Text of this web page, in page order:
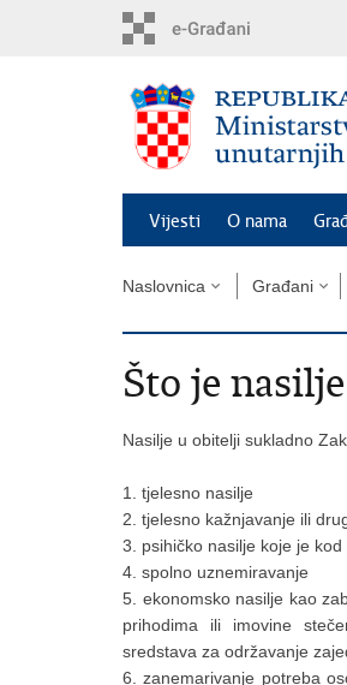
Vijesti O nama
Naslovnica Građani
Što je
Nasilje u obitelji sukladno
1. tjelesno nasilje
2. tjelesno kažnjavanje ili
3. psihičko nasilje koje je
4. spolno uznemiravanje
5. ekonomsko nasilje kao
prihodima ili imovine
sredstava za održavanje
6. zanemarivanje potreba